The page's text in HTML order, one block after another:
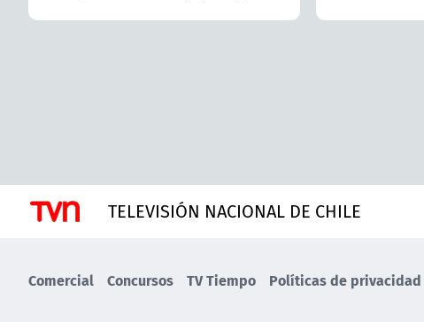
TELEVISIÓN NACIONAL DE CHILE
Comercial Concursos TV Tiempo Políticas de privacidad